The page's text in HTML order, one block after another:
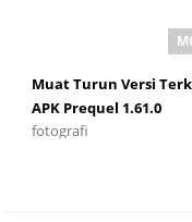
Muat Turun Versi
APK Prequel 1.61.0
fotografi